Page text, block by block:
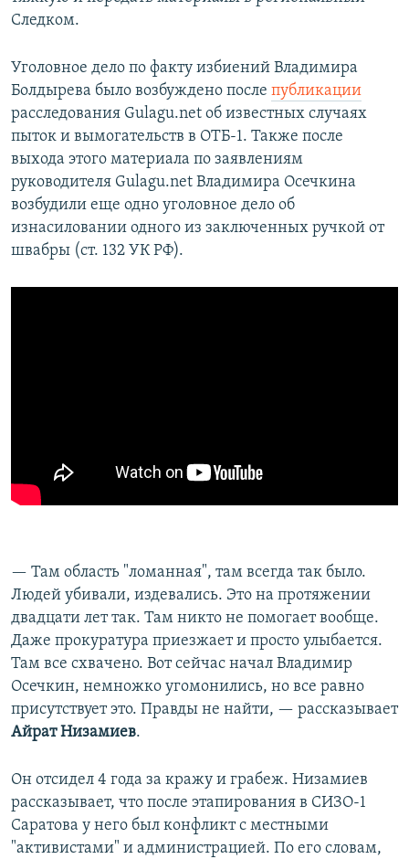
Следком.
Уголовное дело по факту избиений Владимира
Болдырева было возбуждено после публикации
расследования Gulagu.net об известных случаях
пыток и вымогательств в ОТБ-1. Также после
выхода этого материала по заявлениям
руководителя Gulagu.net Владимира Осечкина
возбудили еще одно уголовное дело об
изнасиловании одного из заключенных ручкой от
швабры (ст. 132 УК РФ).
— Там область "ломанная", там всегда так было.
Людей убивали, издевались. Это на протяжении
двадцати лет так. Там никто не помогает вообще.
Даже прокуратура приезжает и просто улыбается.
Там все схвачено. Вот сейчас начал Владимир
Осечкин, немножко угомонились, но все равно
присутствует это. Правды не найти, — рассказывает
Айрат Низамиев.
Он отсидел 4 года за кражу и грабеж. Низамиев
рассказывает, что после этапирования в СИЗО-1
Саратова у него был конфликт с местными
"активистами" и администрацией. По его словам,